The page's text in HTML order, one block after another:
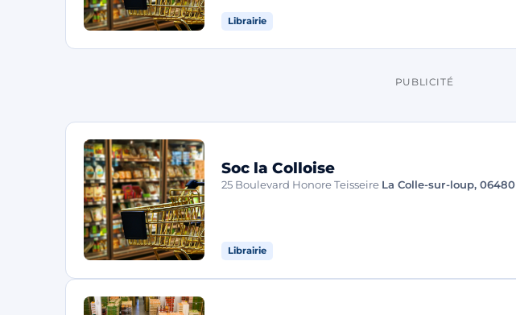
Librairie
PUBLICITÉ
Soc la Colloise
25 Boulevard Honore Teisseire La Colle-sur-loup, 06480
Librairie